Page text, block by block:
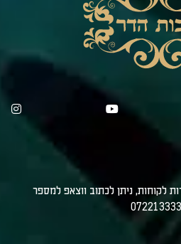
לקוחות, ניתן לכתוב ווצאפ למספר